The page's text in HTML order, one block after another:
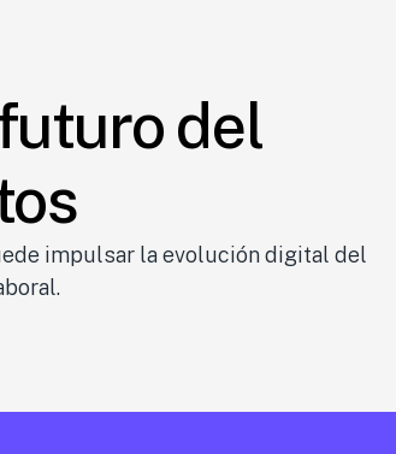
del
impulsar la evolución digital del